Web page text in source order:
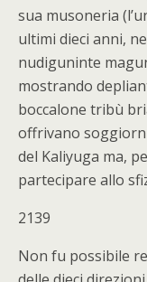
sua musoneria
ultimi dieci anni,
nudiguninte
mostrando
boccalone tribù
offrivano
del Kaliyuga ma,
partecipare allo
2139
Non fu possibile